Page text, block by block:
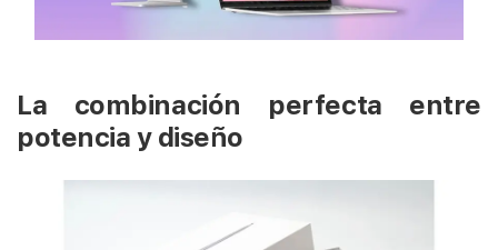
La combinación perfecta entre
potencia y diseño